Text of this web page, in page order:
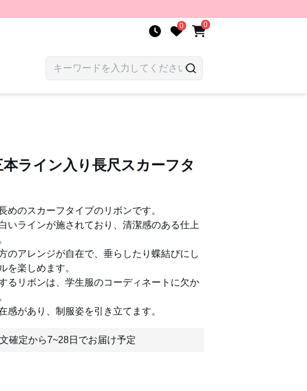
0 0
ライン入り長尺スカーフタ
めのスカーフタイプのリボンです。
いラインが施されており、清潔感のある仕上
のアレンジが自在で、垂らしたり蝶結びにし
を楽しめます。
るリボンは、学生服のコーディネートに欠か
感があり、制服姿を引き立てます。
確定から7~28日でお届け予定